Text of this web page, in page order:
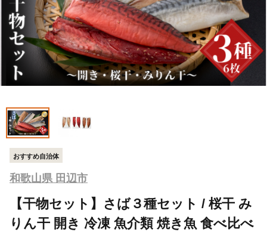
おすすめ自治体
和歌山県 田辺市
【干物セット】さば３種セット / 桜干 み
りん干 開き 冷凍 魚介類 焼き魚 食べ比べ